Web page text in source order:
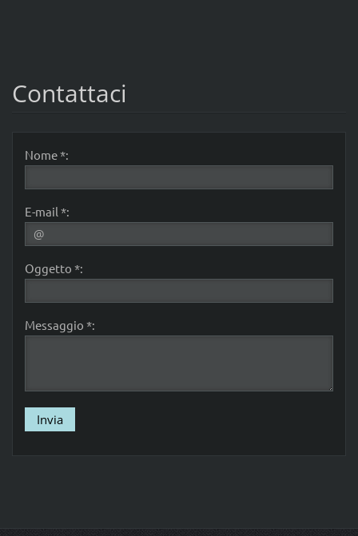
Contattaci
Nome *:
E-mail *:
Oggetto *:
Messaggio *: